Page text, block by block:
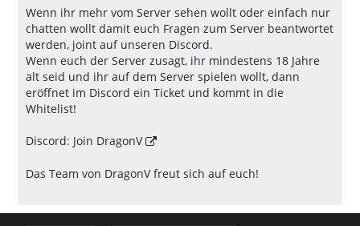
Wenn ihr mehr vom Server sehen wollt oder einfach nur
chatten wollt damit euch Fragen zum Server beantwortet
werden, joint auf unseren Discord.
Wenn euch der Server zusagt, ihr mindestens 18 Jahre
alt seid und ihr auf dem Server spielen wollt, dann
eröffnet im Discord ein Ticket und kommt in die
Whitelist!
Discord: Join DragonV
Das Team von DragonV freut sich auf euch!